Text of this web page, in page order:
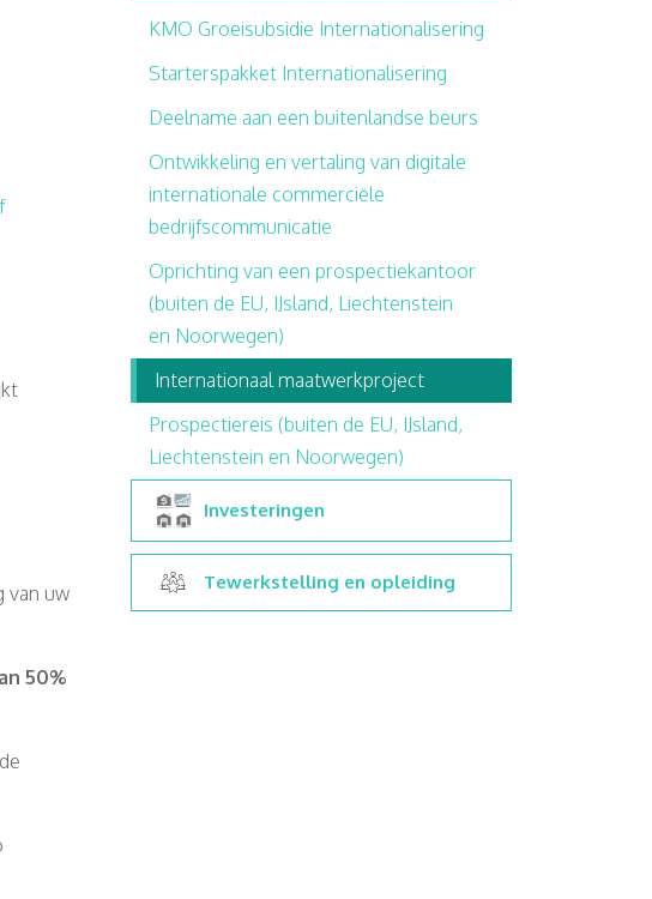
van uw
50%
KMO Groeisubsidie Internationalisering
Starterspakket Internationalisering
Deelname aan een buitenlandse beurs
Ontwikkeling en vertaling van digitale
internationale commerciële
bedrijfscommunicatie
Oprichting van een prospectiekantoor
(buiten de EU, IJsland, Liechtenstein
en Noorwegen)
Internationaal maatwerkproject
Prospectiereis (buiten de EU, IJsland,
Liechtenstein en Noorwegen)
Investeringen
Tewerkstelling en opleiding